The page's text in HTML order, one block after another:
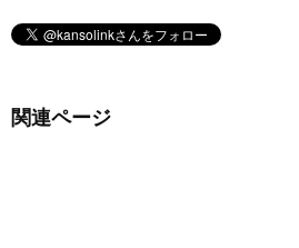
関連ページ